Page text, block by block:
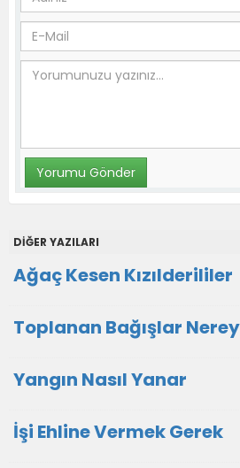
DİĞER YAZILARI
Ağaç Kesen Kızılderililer
Toplanan Bağışlar
Yangın Nasıl Yanar
İşi Ehline Vermek Gerek